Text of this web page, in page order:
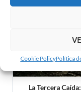
Cookie PolicyPolítica
La Tercera